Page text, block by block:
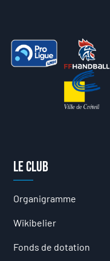
Le club
Organigramme
Wikibelier
Fonds de dotation